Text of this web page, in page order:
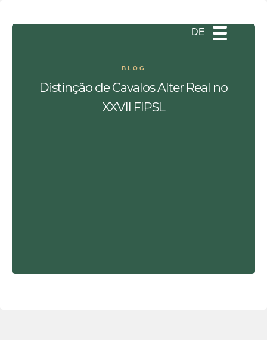
DE
BLOG
Distinção de Cavalos Alter Real no
XXVII FIPSL